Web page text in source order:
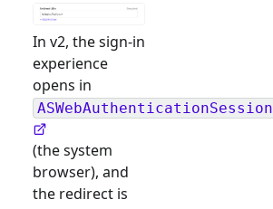
In v2, the sign-in
experience
opens in
ASWebAuthenticationSession
(the system
browser), and
the redirect is